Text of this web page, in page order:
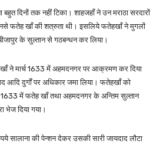
दिनों तक नहीं टिका। शाहजहाँ ने उन मराठा सरदारों
फतेह खाँ की शत्रुता थी। इसलिये फतेहखाँ ने मुगलों
के सुल्तान से गठबन्धन कर लिया।
खाँ ने मार्च 1633 में अहमदनगर पर आक्रमण कर दिया
आदि दुर्गों पर अधिकार जमा लिया। फतेहखाँ को
1633 में फतेह खाँ तथा अहमदनगर के अन्तिम सुल्तान
भेज दिया गया।
सालाना की पेन्शन देकर उसकी सारी जायदाद लौटा